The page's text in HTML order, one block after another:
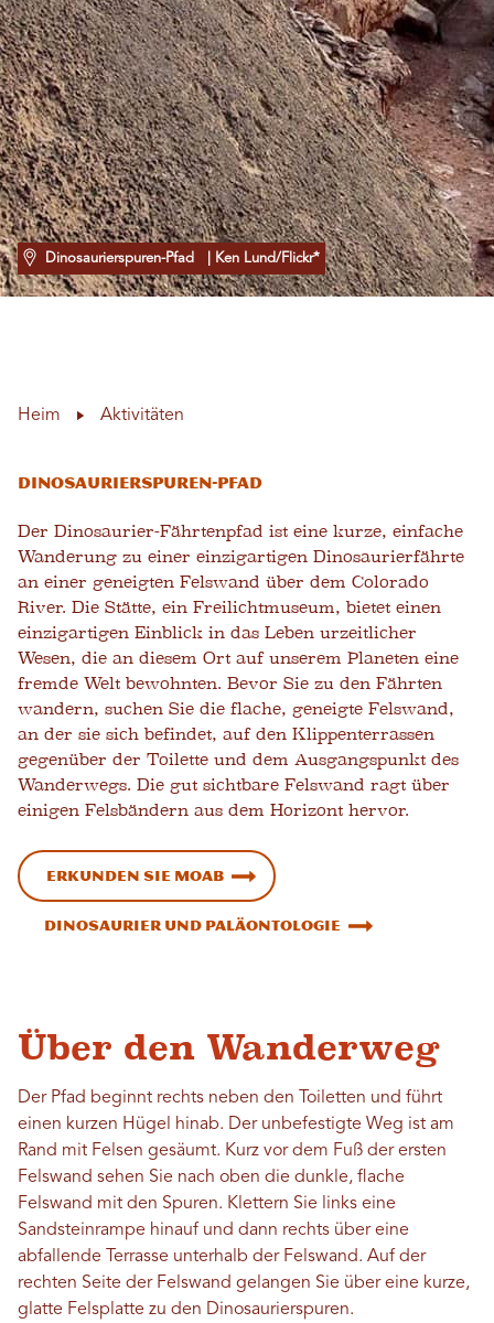
Dinosaurierspuren-Pfad | Ken Lund/Flickr*
Heim Aktivitäten
Dinosaurierspuren-Pfad
Der Dinosaurier-Fährtenpfad ist eine kurze, einfache
Wanderung zu einer einzigartigen Dinosaurierfährte
an einer geneigten Felswand über dem Colorado
River. Die Stätte, ein Freilichtmuseum, bietet einen
einzigartigen Einblick in das Leben urzeitlicher
Wesen, die an diesem Ort auf unserem Planeten eine
fremde Welt bewohnten. Bevor Sie zu den Fährten
wandern, suchen Sie die flache, geneigte Felswand,
an der sie sich befindet, auf den Klippenterrassen
gegenüber der Toilette und dem Ausgangspunkt des
Wanderwegs. Die gut sichtbare Felswand ragt über
einigen Felsbändern aus dem Horizont hervor.
Erkunden Sie Moab
Dinosaurier und Paläontologie
Über den Wanderweg
Der Pfad beginnt rechts neben den Toiletten und führt
einen kurzen Hügel hinab. Der unbefestigte Weg ist am
Rand mit Felsen gesäumt. Kurz vor dem Fuß der ersten
Felswand sehen Sie nach oben die dunkle, flache
Felswand mit den Spuren. Klettern Sie links eine
Sandsteinrampe hinauf und dann rechts über eine
abfallende Terrasse unterhalb der Felswand. Auf der
rechten Seite der Felswand gelangen Sie über eine kurze,
glatte Felsplatte zu den Dinosaurierspuren.